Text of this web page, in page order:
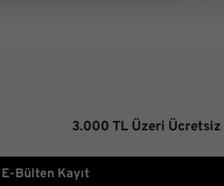
3.000 TL Üzeri Ücretsiz
E-Bülten Kayıt